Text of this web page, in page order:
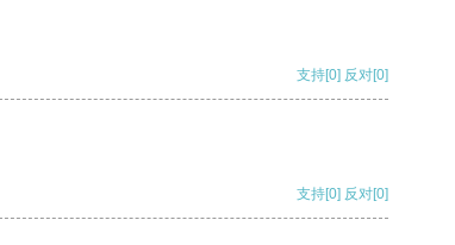
支持[0] 反对[0]
支持[0] 反对[0]